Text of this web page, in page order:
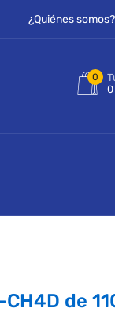
¿Quiénes somos?
0
de